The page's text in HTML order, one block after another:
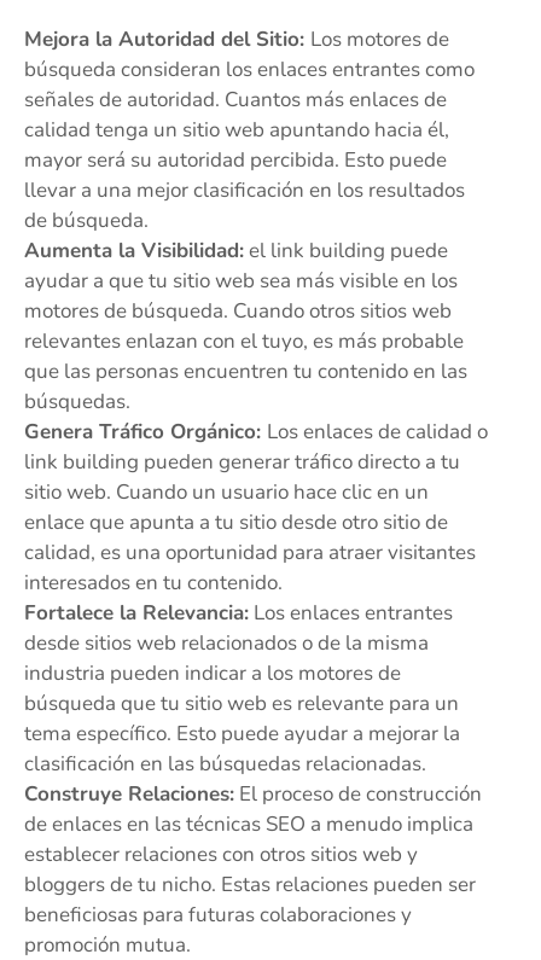
Mejora la Autoridad del Sitio: Los motores de
búsqueda consideran los enlaces entrantes como
señales de autoridad. Cuantos más enlaces de
calidad tenga un sitio web apuntando hacia él,
mayor será su autoridad percibida. Esto puede
llevar a una mejor clasificación en los resultados
de búsqueda.
Aumenta la Visibilidad:el link building puede
ayudar a que tu sitio web sea más visible en los
motores de búsqueda. Cuando otros sitios web
relevantes enlazan con el tuyo, es más probable
que las personas encuentren tu contenido en las
búsquedas.
Genera Tráfico Orgánico: Los enlaces de calidad o
link building pueden generar tráfico directo a tu
sitio web. Cuando un usuario hace clic en un
enlace que apunta a tu sitio desde otro sitio de
calidad, es una oportunidad para atraer visitantes
interesados en tu contenido.
Fortalece la Relevancia: Los enlaces entrantes
desde sitios web relacionados o de la misma
industria pueden indicar a los motores de
búsqueda que tu sitio web es relevante para un
tema específico. Esto puede ayudar a mejorar la
clasificación en las búsquedas relacionadas.
Construye Relaciones: El proceso de construcción
de enlaces en las técnicas SEO a menudo implica
establecer relaciones con otros sitios web y
bloggers de tu nicho. Estas relaciones pueden ser
beneficiosas para futuras colaboraciones y
promoción mutua.